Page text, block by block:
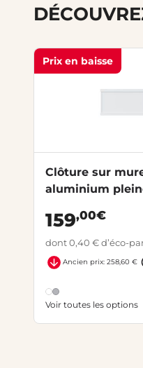
Prix en baisse
Clôture sur
aluminium
159,00€
dont 0,40 € d’éco-
Ancien prix: 258,60 €
Voir toutes les options